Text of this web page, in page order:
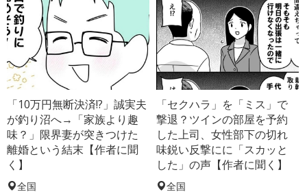
「10万円無断決済!?」誠実夫
が釣り沼へ→「家族より趣
味？」限界妻が突きつけた
離婚という結末【作者に聞
く】
全国
「セクハラ」を「ミス」で
撃退？ツインの部屋を予約
した上司、女性部下の切れ
味鋭い反撃にに「スカッと
した」の声【作者に聞く】
全国